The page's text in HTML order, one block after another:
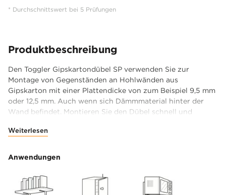
* Durchschnittswert bei 5 Prüfungen
Produktbeschreibung
Den Toggler Gipskartondübel SP verwenden Sie zur
Montage von Gegenständen an Hohlwänden aus
Gipskarton mit einer Plattendicke von zum Beispiel 9,5 mm
oder 12,5 mm. Auch wenn sich Dämmmaterial hinter der
Wand befindet. Montieren Sie den Dübel schnell und
brauchen also nicht vorzubohren. Dank des Anti-
dreht sich nicht am anderen Ende wieder hinaus. Der Dübel
Freiraum ist. Der Gipskartondübel sichert sich beim
Eindrehen der Schraube automatisch hinter der Platte und
Weiterlesen
Anwendungen